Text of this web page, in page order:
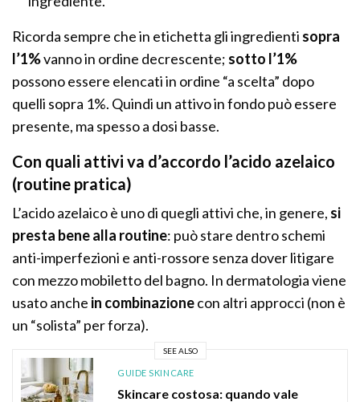
Ricorda sempre che in etichetta gli ingredienti sopra
l’1%vanno in ordine decrescente; sotto l’1%
possono essere elencati in ordine “a scelta” dopo
quelli sopra 1%. Quindi un attivo in fondo può essere
presente, ma spesso a dosi basse.
Con quali attivi va d’accordo l’acido azelaico
(routine pratica)
L’acido azelaico è uno di quegli attivi che, in genere, si
presta bene alla routine: può stare dentro schemi
anti-imperfezioni e anti-rossore senza dover litigare
con mezzo mobiletto del bagno. In dermatologia viene
usato anche in combinazionecon altri approcci (non è
un “solista” per forza).
SEE ALSO
GUIDE SKINCARE
Skincare costosa: quando vale